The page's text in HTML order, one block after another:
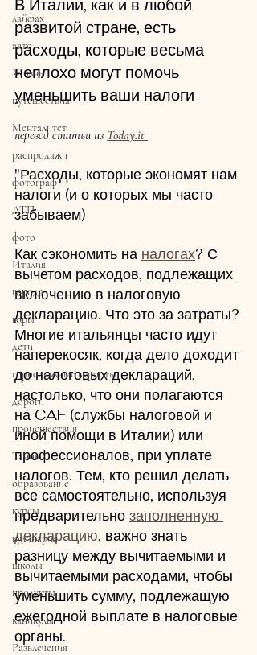
лайфах
авто
Жизнь
путешествия
Менталитет
распродажи
фотограф
ДТП
фото
Италия
города
горы
дети
горнолыжные курорты
дороги
происшествия
Танцы
образование
курсы
кулинария
школы
продукты
каникулы
Развлечения
В Италии, как и в любой
развитой стране, есть
расходы, которые весьма
неплохо могут помочь
уменьшить ваши налоги
перевод статьи из Today.it
"Расходы, которые экономят нам
налоги (и о которых мы часто
забываем)
Как сэкономить на налогах? С
вычетом расходов, подлежащих
включению в налоговую
декларацию. Что это за затраты?
Многие итальянцы часто идут
наперекосяк, когда дело доходит
до налоговых деклараций,
настолько, что они полагаются
на CAF (службы налоговой и
иной помощи в Италии) или
профессионалов, при уплате
налогов. Тем, кто решил делать
все самостоятельно, используя
предварительно заполненную
декларацию, важно знать
разницу между вычитаемыми и
вычитаемыми расходами, чтобы
уменьшить сумму, подлежащую
ежегодной выплате в налоговые
органы.